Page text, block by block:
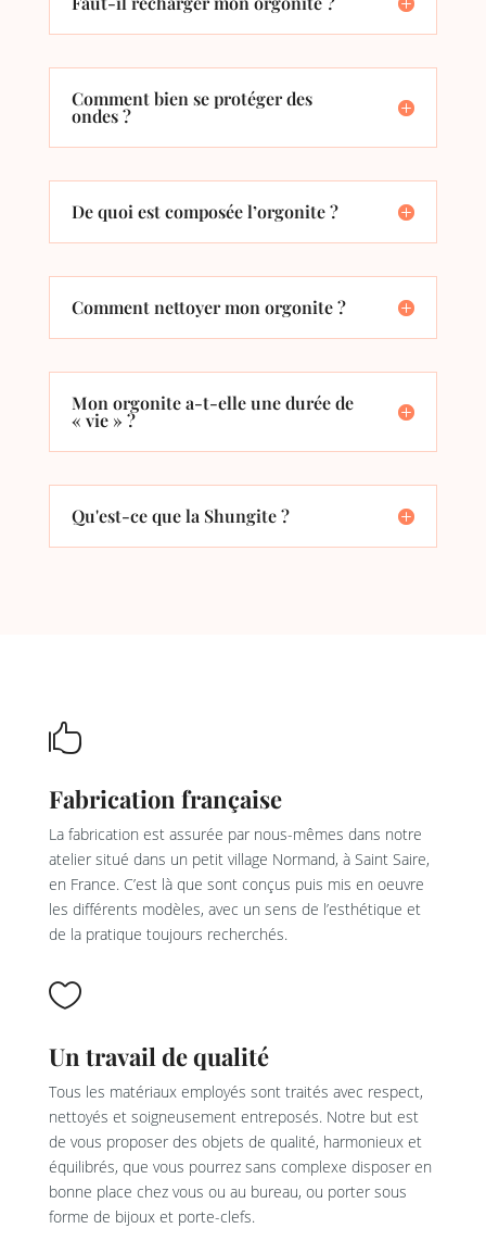
Comment bien se protéger des
ondes ?
De quoi est composée l’orgonite ?
Comment nettoyer mon orgonite ?
Mon orgonite a-t-elle une durée de
« vie » ?
Qu'est-ce que la Shungite ?

Fabrication française
La fabrication est assurée par nous-mêmes dans notre
atelier situé dans un petit village Normand, à Saint Saire,
en France. C’est là que sont conçus puis mis en oeuvre
les différents modèles, avec un sens de l’esthétique et
de la pratique toujours recherchés.

Un travail de qualité
Tous les matériaux employés sont traités avec respect,
nettoyés et soigneusement entreposés. Notre but est
de vous proposer des objets de qualité, harmonieux et
équilibrés, que vous pourrez sans complexe disposer en
bonne place chez vous ou au bureau, ou porter sous
forme de bijoux et porte-clefs.